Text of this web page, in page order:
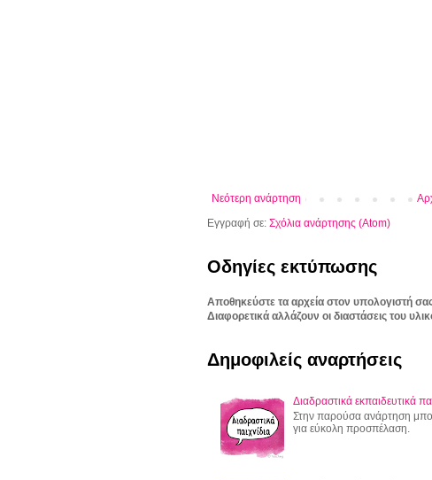
Νεότερη ανάρτηση
Εγγραφή σε: Σχόλια ανάρτησης (Atom)
Οδηγίες εκτύπωσης
Αποθηκεύστε τα αρχεία στον υπολογιστή
Διαφορετικά αλλάζουν οι διαστάσεις του
Δημοφιλείς αναρτήσεις
Διαδραστικά εκπαιδευτικά
Στην παρούσα ανάρτηση
για εύκολη προσπέλαση.